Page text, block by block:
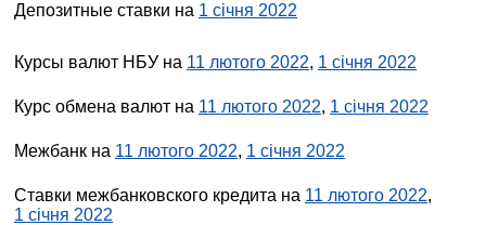
Депозитные ставки на 1 січня 2022
Курсы валют НБУ на 11 лютого 2022, 1 січня 2022
Курс обмена валют на 11 лютого 2022, 1 січня 2022
Межбанк на 11 лютого 2022, 1 січня 2022
Ставки межбанковского кредита на 11 лютого 2022,
1 січня 2022